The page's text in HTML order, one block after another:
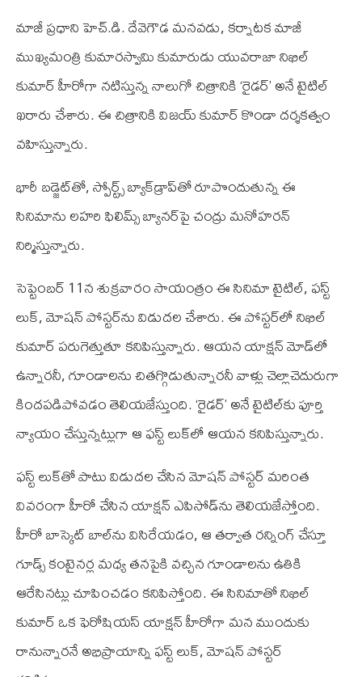
మాజీ ప్ర‌ధాని హెచ్‌.డి. దేవెగౌడ మ‌న‌వ‌డు, క‌ర్నాట‌క మాజీ
ముఖ్య‌మంత్రి కుమార‌స్వామి కుమారుడు యువ‌రాజా నిఖిల్
కుమార్ హీరోగా న‌టిస్తున్న నాలుగో చిత్రానికి ‘రైడ‌ర్’ అనే టైటిల్
ఖ‌రారు చేశారు. ఈ చిత్రానికి విజ‌య్ కుమార్ కొండా ద‌ర్శ‌క‌త్వం
వ‌హిస్తున్నారు.
భారీ బడ్జెట్‌తో, స్పోర్ట్స్ బ్యాక్‌డ్రాప్‌తో రూపొందుతున్న ఈ
సినిమాను ల‌హ‌రి ఫిలిమ్స్ బ్యాన‌ర్‌పై చంద్రు మ‌నోహ‌ర‌న్
నిర్మిస్తున్నారు.
సెప్టెంబ‌ర్ 11న శుక్ర‌వారం సాయంత్రం ఈ సినిమా టైటిల్‌, ఫ‌స్ట్
లుక్‌, మోష‌న్ పోస్ట‌ర్‌ను విడుద‌ల చేశారు. ఈ పోస్ట‌ర్‌లో నిఖిల్
కుమార్ ప‌రుగెత్తుతూ క‌నిపిస్తున్నారు. ఆయ‌న యాక్ష‌న్ మోడ్‌లో
ఉన్నార‌నీ, గూండాల‌ను చిత‌గ్గొడుతున్నార‌నీ వాళ్లు చెల్లాచెదురుగా
కింద‌ప‌డిపోవ‌డం తెలియ‌జేస్తుంది. ‘రైడ‌ర్’ అనే టైటిల్‌కు పూర్తి
న్యాయం చేస్తున్న‌ట్లుగా ఆ ఫ‌స్ట్ లుక్‌లో ఆయ‌న క‌నిపిస్తున్నారు.
ఫ‌స్ట్ లుక్‌తో పాటు విడుద‌ల చేసిన మోష‌న్ పోస్ట‌ర్ మ‌రింత
వివ‌రంగా హీరో చేసిన యాక్ష‌న్ ఎపిసోడ్‌ను తెలియ‌జేస్తోంది.
హీరో బాస్కెట్ బాల్‌ను విసిరేయ‌డం, ఆ త‌ర్వాత ర‌న్నింగ్ చేస్తూ
గూడ్స్ కంటైన‌ర్ల మ‌ధ్య త‌న‌పైకి వ‌చ్చిన గూండాల‌ను ఉతికి
ఆరేసిన‌ట్లు చూపించ‌డం క‌నిపిస్తోంది. ఈ సినిమాతో నిఖిల్
కుమార్ ఒక ఫెరోషియ‌స్ యాక్ష‌న్ హీరోగా మ‌న ముందుకు
రానున్నార‌నే అభిప్రాయాన్ని ఫ‌స్ట్ లుక్‌, మోష‌న్ పోస్ట‌ర్